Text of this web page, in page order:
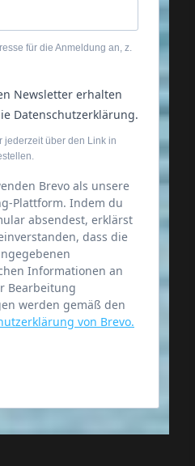
für die Anmeldung an, z.
Newsletter erhalten
Datenschutzerklärung.
jederzeit über den Link in
Brevo als unsere
Plattform. Indem du
absendest, erklärst
dass die
Informationen an
Bearbeitung
werden gemäß den
von Brevo.